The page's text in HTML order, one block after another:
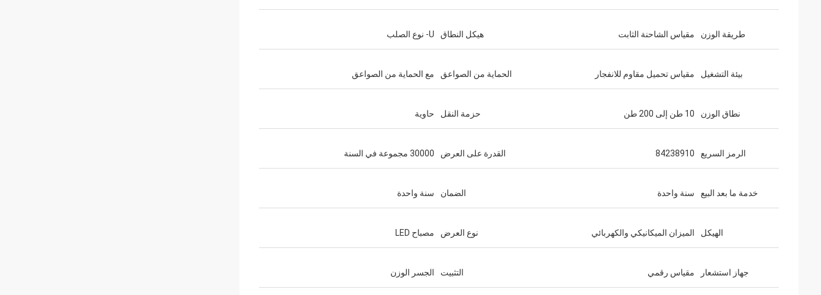
طريقة الوزن مقياس الشاحنة الثابت هيكل النطاق U- نوع الصلب
بيئة التشغيل مقياس تحميل مقاوم للانفجار الحماية من الصواعق مع الحماية من الصواعق
نطاق الوزن 10 طن إلى 200 طن حزمة النقل حاوية
الرمز السريع 84238910 القدرة على العرض 30000 مجموعة في السنة
خدمة ما بعد البيع سنة واحدة الضمان سنة واحدة
الهيكل الميزان الميكانيكي والكهربائي نوع العرض مصباح LED
جهاز استشعار مقياس رقمي التثبيت الجسر الوزن